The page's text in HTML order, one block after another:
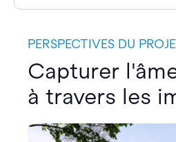
PERSPECTIVES DU
Capturer
à travers les